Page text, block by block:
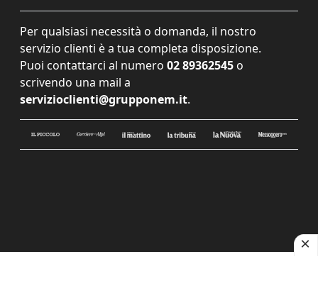
Per qualsiasi necessità o domanda, il nostro
servizio clienti è a tua completa disposizione.
Puoi contattarci al numero 02 89362545 o
scrivendo una mail a
servizioclienti@grupponem.it.